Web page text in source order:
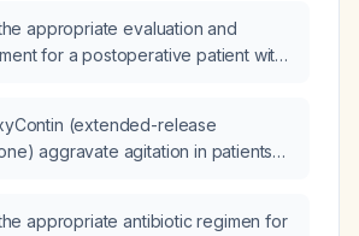
instead?
appropriate evaluation and
for a postoperative patient with
(extended-release
aggravate agitation in patients
appropriate antibiotic regimen for